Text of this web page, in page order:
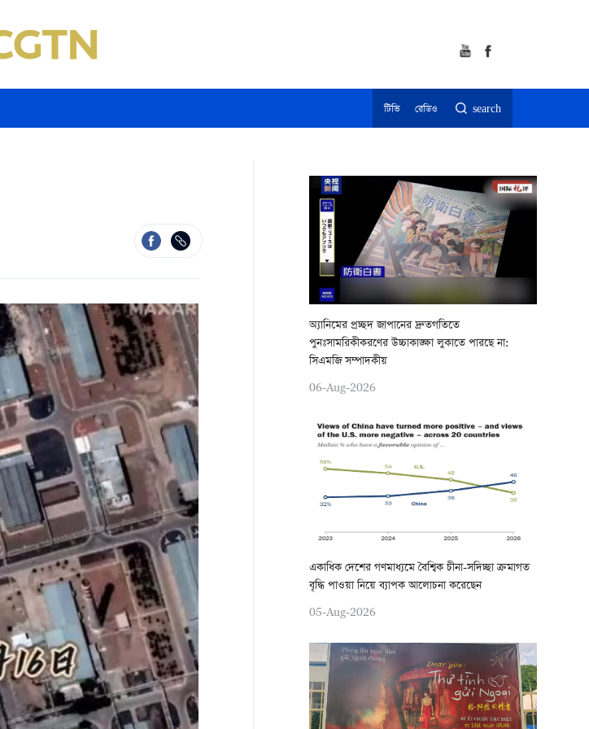
টিভি রেডিও search
অ্যানিমের প্রচ্ছদ জাপানের দ্রুতগতিতে
পুনঃসামরিকীকরণের উচ্চাকাঙ্ক্ষা লুকাতে পারছে না:
সিএমজি সম্পাদকীয়
06-Aug-2026
একাধিক দেশের গণমাধ্যমে বৈশ্বিক চীনা-সদিচ্ছা ক্রমাগত
বৃদ্ধি পাওয়া নিয়ে ব্যাপক আলোচনা করেছেন
05-Aug-2026